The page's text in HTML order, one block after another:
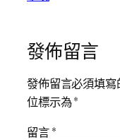
發佈留言
發佈留言必須填寫
位標示為*
留言*